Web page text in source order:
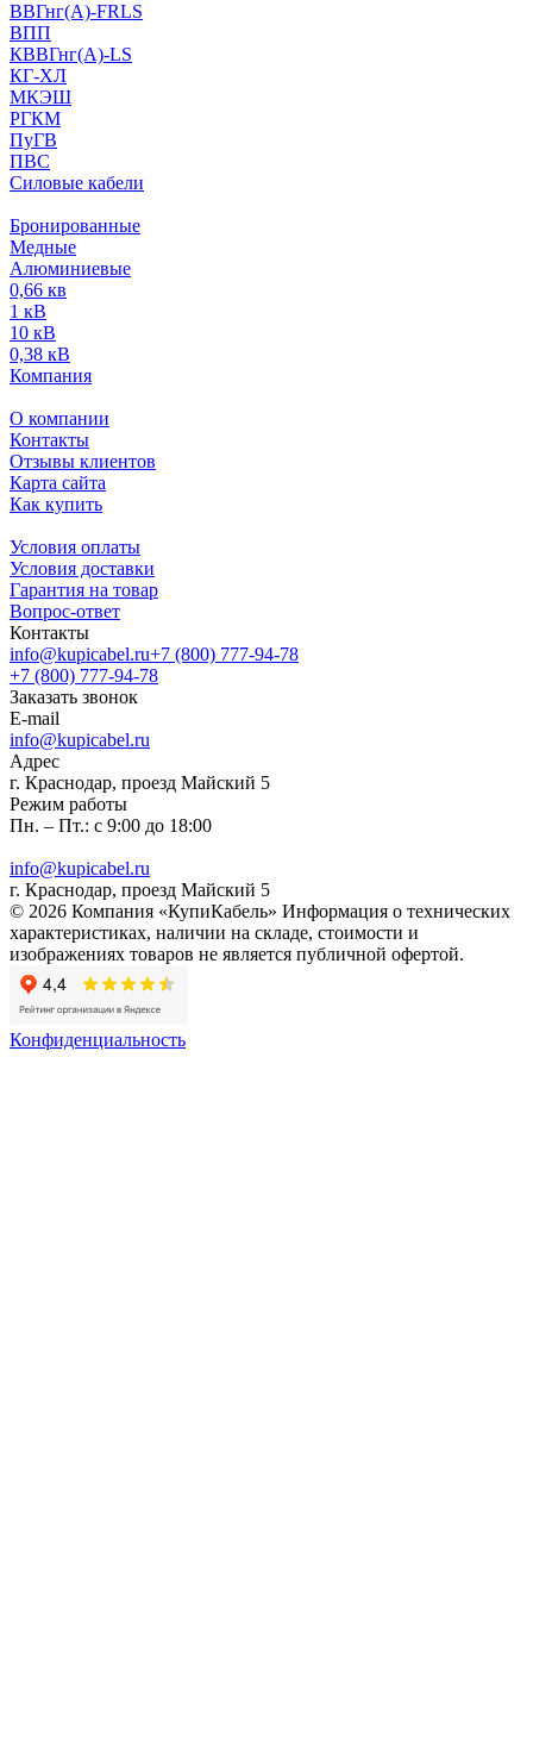
ВВГнг(А)-FRLS
ВПП
КВВГнг(А)-LS
КГ-ХЛ
МКЭШ
РГКМ
ПуГВ
ПВС
Силовые кабели
Бронированные
Медные
Алюминиевые
0,66 кв
1 кВ
10 кВ
0,38 кВ
Компания
О компании
Контакты
Отзывы клиентов
Карта сайта
Как купить
Условия оплаты
Условия доставки
Гарантия на товар
Вопрос-ответ
Контакты
info@kupicabel.ru+7 (800) 777-94-78
+7 (800) 777-94-78
Заказать звонок
E-mail
info@kupicabel.ru
Адрес
г. Краснодар, проезд Майский 5
Режим работы
Пн. – Пт.: с 9:00 до 18:00
info@kupicabel.ru
г. Краснодар, проезд Майский 5
© 2026 Компания «КупиКабель» Информация о технических
характеристиках, наличии на складе, стоимости и
изображениях товаров не является публичной офертой.
Конфиденциальность